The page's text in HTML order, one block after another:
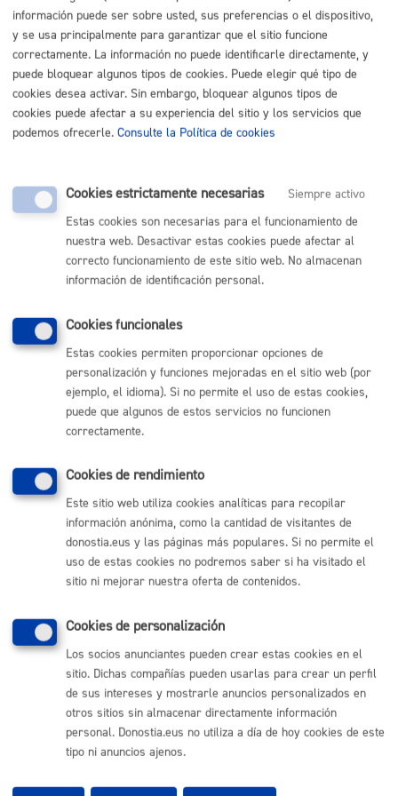
Listado completo de Trámites
Pago mis Impuestos-Beneficios fiscales
Bonificaciones y exenciones
Certificados y duplicados de recibos
Pagos y solicitudes de contenido económico
Comunícate con el Ayuntamiento de Donostia / San
Sebastián
(gratuito desde Donostia / San Sebastián)
Buzón de la ciudadanía
Informar de un error en la web
Enlaces útiles
Ofertas de empleo
Sede electrónica
Mapas - GeoDonostia
Sala de prensa
Mapa web
Otras páginas web corporativas
Donostia Kirola
Donostia Turismo
información puede ser sobre usted, sus preferencias o el dispositivo,
y se usa principalmente para garantizar que el sitio funcione
correctamente. La información no puede identificarle directamente, y
puede bloquear algunos tipos de cookies. Puede elegir qué tipo de
cookies desea activar. Sin embargo, bloquear algunos tipos de
cookies puede afectar a su experiencia del sitio y los servicios que
podemos ofrecerle. Consulte la Política de cookies
Cookies estrictamente necesarias
Siempre activo
Estas cookies son necesarias para el funcionamiento de
nuestra web. Desactivar estas cookies puede afectar al
correcto funcionamiento de este sitio web. No almacenan
información de identificación personal.
Cookies funcionales
Estas cookies permiten proporcionar opciones de
personalización y funciones mejoradas en el sitio web (por
ejemplo, el idioma). Si no permite el uso de estas cookies,
puede que algunos de estos servicios no funcionen
correctamente.
Cookies de rendimiento
Este sitio web utiliza cookies analíticas para recopilar
información anónima, como la cantidad de visitantes de
donostia.eus y las páginas más populares. Si no permite el
uso de estas cookies no podremos saber si ha visitado el
sitio ni mejorar nuestra oferta de contenidos.
Cookies de personalización
Los socios anunciantes pueden crear estas cookies en el
sitio. Dichas compañías pueden usarlas para crear un perfil
de sus intereses y mostrarle anuncios personalizados en
otros sitios sin almacenar directamente información
personal. Donostia.eus no utiliza a día de hoy cookies de este
tipo ni anuncios ajenos.